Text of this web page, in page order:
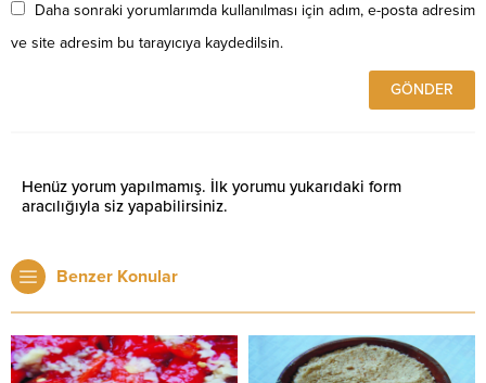
Daha sonraki yorumlarımda kullanılması için adım, e-posta adresim
ve site adresim bu tarayıcıya kaydedilsin.
Henüz yorum yapılmamış. İlk yorumu yukarıdaki form
aracılığıyla siz yapabilirsiniz.
Benzer Konular